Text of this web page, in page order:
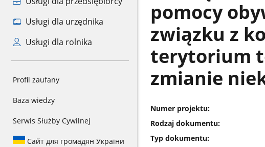
Usługi dla urzędnika
Usługi dla rolnika
Profil zaufany
Baza wiedzy
Serwis Służby Cywilnej
Сайт для громадян України
pomocy
związku z
terytorium
zmianie
Numer projektu:
Rodzaj dokumentu:
Typ dokumentu: